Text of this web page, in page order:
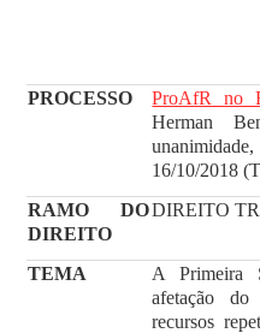
PROCESSO ProAfR no
Herman
16/10/2018
RAMO DO
DIREITO
DIREITO
TEMA
A Primeira
afetação
recursos